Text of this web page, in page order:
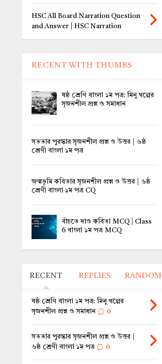
HSC All Board Narration Question
and Answer | HSC Narration
RECENT WITH THUMBS
ষষ্ঠ শ্রেণি বাংলা ১ম পত্র: মিনু গল্পের
সৃজনশীল প্রশ্ন ও সমাধান
সততার পুরস্কার সৃজনশীল প্রশ্ন ও উত্তর | ৬ষ্ঠ
শ্রেণী বাংলা ১ম পত্র
জন্মভূমি কবিতার সৃজনশীল প্রশ্ন ও উত্তর | ৬ষ্ঠ
শ্রেণী বাংলা ১ম পত্র CQ
বাঁচতে দাও কবিতা MCQ | Class
6 বাংলা ১ম পত্র MCQ
RECENT REPLIES RANDOM
ষষ্ঠ শ্রেণি বাংলা ১ম পত্র: মিনু গল্পের
সৃজনশীল প্রশ্ন ও সমাধান
0
সততার পুরস্কার সৃজনশীল প্রশ্ন ও উত্তর |
৬ষ্ঠ শ্রেণী বাংলা ১ম পত্র
0